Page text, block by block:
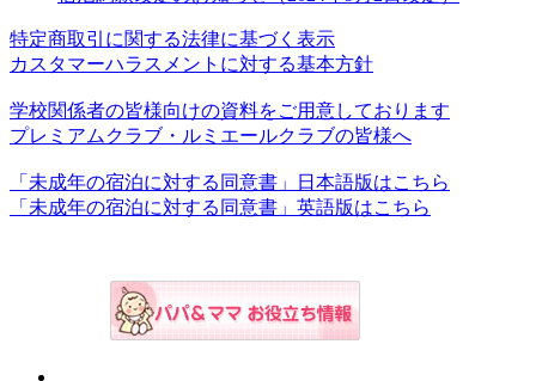
特定商取引に関する法律に基づく表示
カスタマーハラスメントに対する基本方針
学校関係者の皆様向けの資料をご用意しております
プレミアムクラブ・ルミエールクラブの皆様へ
「未成年の宿泊に対する同意書」日本語版はこちら
「未成年の宿泊に対する同意書」英語版はこちら